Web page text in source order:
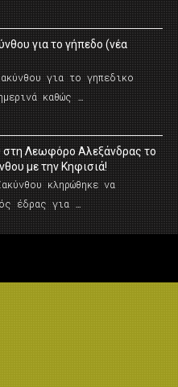
για το γήπεδο (νέα
για το γηπεδικο
καθώς …
στη Λεωφόρο Αλεξάνδρας το
με την Κηφισιά!
κληρώθηκε να
έδρας για …